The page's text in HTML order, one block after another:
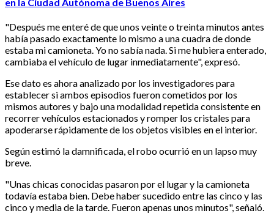
"Después me enteré de que unos veinte o treinta minutos antes
había pasado exactamente lo mismo a una cuadra de donde
estaba mi camioneta. Yo no sabía nada. Si me hubiera enterado,
cambiaba el vehículo de lugar inmediatamente", expresó.
Ese dato es ahora analizado por los investigadores para
establecer si ambos episodios fueron cometidos por los
mismos autores y bajo una modalidad repetida consistente en
recorrer vehículos estacionados y romper los cristales para
apoderarse rápidamente de los objetos visibles en el interior.
Según estimó la damnificada, el robo ocurrió en un lapso muy
breve.
"Unas chicas conocidas pasaron por el lugar y la camioneta
todavía estaba bien. Debe haber sucedido entre las cinco y las
cinco y media de la tarde. Fueron apenas unos minutos", señaló.